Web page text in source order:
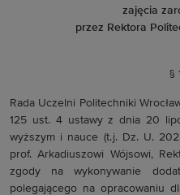
zajęcia
przez Rektora
§
Rada Uczelni Politechniki
125 ust. 4 ustawy z dnia 20
wyższym i nauce (t.j. Dz. U.
prof. Arkadiuszowi Wójsowi,
zgody na wykonywanie
polegającego na opracowaniu